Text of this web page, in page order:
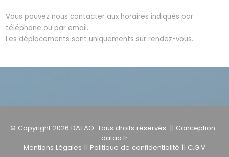
Vous pouvez nous contacter aux horaires indiqués par
téléphone ou par email.
Les déplacements sont uniquements sur rendez-vous.
© Copyright 2026 DATAO. Tous droits réservés. || Conception :
datao.fr
Mentions Légales || Politique de confidentialité || C.G.V